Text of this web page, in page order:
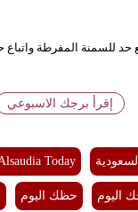
للسمنة المفرطة واتباع
إقرأ برجك الاسبوعي
Today
اليوم حظك اليوم